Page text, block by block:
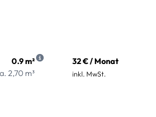
0.9 m²
2,70 m³
32 € / Monat
inkl. MwSt.